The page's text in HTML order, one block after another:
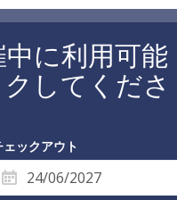
に利用可能
してくださ
ェックアウト